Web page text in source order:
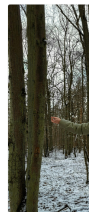
वजन घटाने के लिए 8
किलो कम वजन
July 31, 2026 1